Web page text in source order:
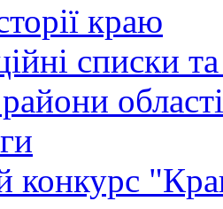
краю
списки
області
конкурс